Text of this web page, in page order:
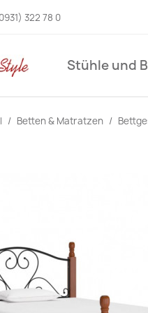
322 78 0
Stühle und
Betten & Matratzen